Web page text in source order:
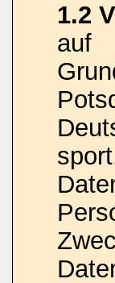
1.2
auf